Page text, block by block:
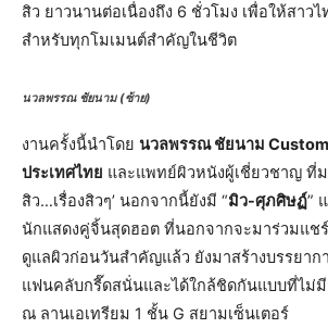
สิว ยาวนานต่อเนื่องถึง 6 ชั่วโมง เพื่อให้สาว
สำหรับทุกโมเมนต์สำคัญในชีวิต
นวลพรรณ ชัยนาม (ซ้าย)
งานครั้งนี้นำโดย นวลพรรณ ชัยนาม
ประเทศไทย และแพทย์ผิวหนังผู้เชี่ยวชาญ ที่ม
สิว…เรื่องสิวๆ’ นอกจากนี้ยังมี “มิว-ศุภศิษฏ์”
นักแสดงคู่จิ้นสุดฮอต ที่นอกจากจะมาร่วมแช
ดูแลผิวก่อนวันสำคัญแล้ว ยังมาสร้างบรรยาก
แฟนคลับกรี๊ดสนั่นและได้ใกล้ชิดกันแบบที่ไม่
ณ ลานเอเทรียม 1 ชั้น G สยามเซ็นเตอร์